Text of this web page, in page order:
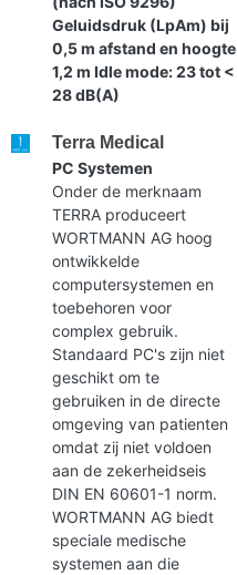
Geluidsdruk (LpAm) bij
0,5 m afstand en hoogte
1,2 m Idle mode: 23 tot <
28 dB(A)
Terra Medical
PC Systemen
Onder de merknaam
TERRA produceert
WORTMANN AG hoog
ontwikkelde
computersystemen en
toebehoren voor
complex gebruik.
Standaard PC's zijn niet
geschikt om te
gebruiken in de directe
omgeving van patienten
omdat zij niet voldoen
aan de zekerheidseis
DIN EN 60601-1 norm.
WORTMANN AG biedt
speciale medische
systemen aan die